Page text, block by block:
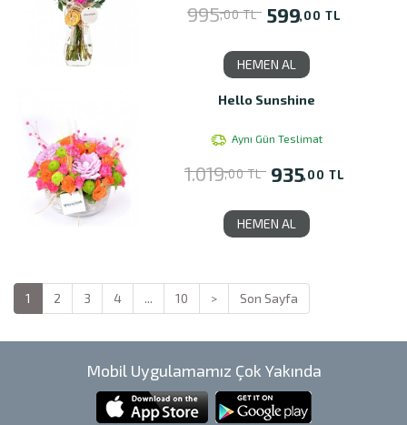
995,00 TL 599,00 TL
HEMEN AL
Hello Sunshine
Aynı Gün Teslimat
1.019,00 TL 935,00 TL
HEMEN AL
1 2 3 4 ... 10 > Son Sayfa
Mobil Uygulamamız Çok Yakında